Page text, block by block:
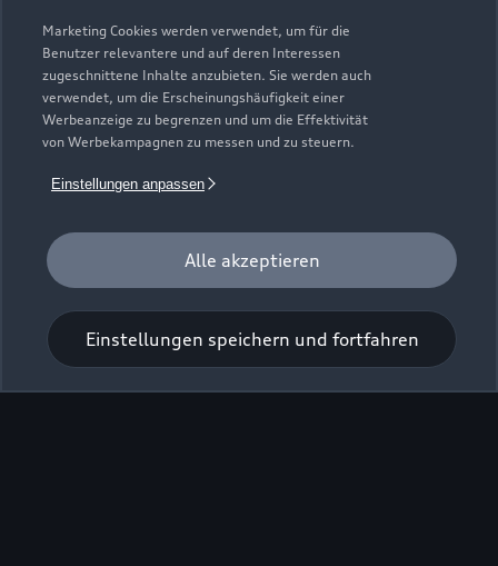
Marketing Cookies werden verwendet, um für die
Benutzer relevantere und auf deren Interessen
zugeschnittene Inhalte anzubieten. Sie werden auch
verwendet, um die Erscheinungshäufigkeit einer
Werbeanzeige zu begrenzen und um die Effektivität
von Werbekampagnen zu messen und zu steuern.
Einstellungen anpassen
Alle akzeptieren
Einstellungen speichern und fortfahren
Zur Inspektion